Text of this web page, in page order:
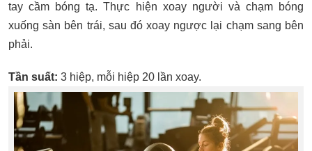
tay cầm bóng tạ. Thực hiện xoay người và chạm bóng
xuống sàn bên trái, sau đó xoay ngược lại chạm sang bên
phải.
Tần suất: 3 hiệp, mỗi hiệp 20 lần xoay.